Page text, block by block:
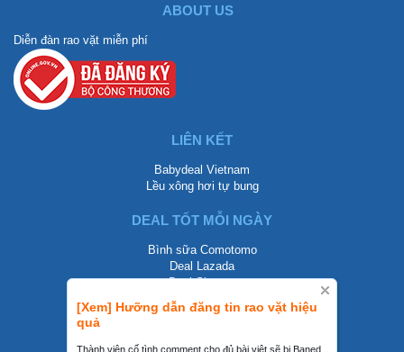
[Xem] Hưỡng dẫn đăng tin rao vặt hiệu
quả
Thành viên cố tình comment cho đủ bài viêt sẽ bị Baned
ABOUT US
Diễn đàn rao vặt miễn phí
LIÊN KẾT
Babydeal Vietnam
Lều xông hơi tự bung
DEAL TỐT MỖI NGÀY
Bình sữa Comotomo
Deal Lazada
Deal Shopee
LIÊN HỆ
0858002468